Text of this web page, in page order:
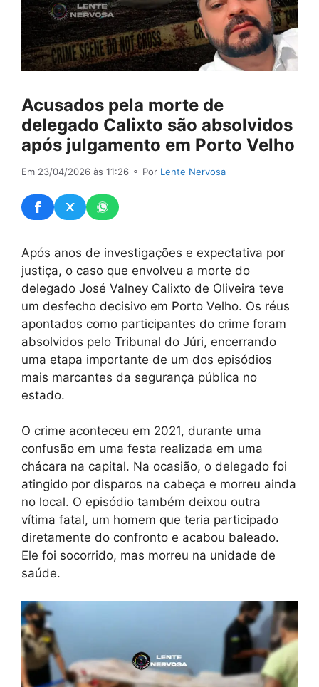
Acusados pela morte de
delegado Calixto são absolvidos
após julgamento em Porto Velho
Em 23/04/2026 às 11:26 ⚬ Por Lente Nervosa
Após anos de investigações e expectativa por
justiça, o caso que envolveu a morte do
delegado José Valney Calixto de Oliveira teve
um desfecho decisivo em Porto Velho. Os réus
apontados como participantes do crime foram
absolvidos pelo Tribunal do Júri, encerrando
uma etapa importante de um dos episódios
mais marcantes da segurança pública no
estado.
O crime aconteceu em 2021, durante uma
confusão em uma festa realizada em uma
chácara na capital. Na ocasião, o delegado foi
atingido por disparos na cabeça e morreu ainda
no local. O episódio também deixou outra
vítima fatal, um homem que teria participado
diretamente do confronto e acabou baleado.
Ele foi socorrido, mas morreu na unidade de
saúde.